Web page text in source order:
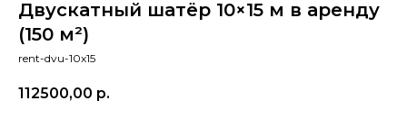
Двускатный шатёр 10×15 м в аренду
(150 м²)
rent-dvu-10x15
112500,00 р.